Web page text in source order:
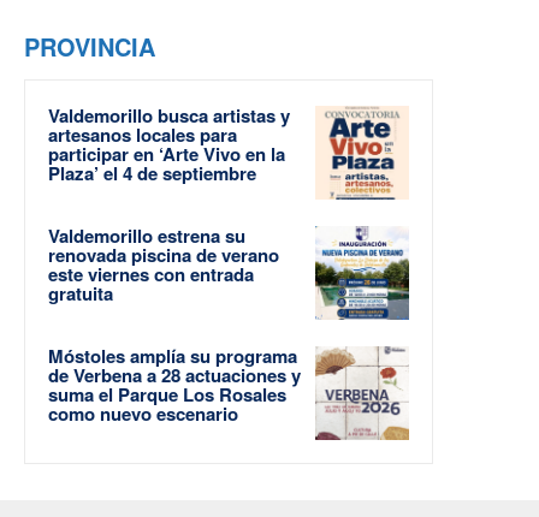
PROVINCIA
Valdemorillo busca artistas y
artesanos locales para
participar en ‘Arte Vivo en la
Plaza’ el 4 de septiembre
Valdemorillo estrena su
renovada piscina de verano
este viernes con entrada
gratuita
Móstoles amplía su programa
de Verbena a 28 actuaciones y
suma el Parque Los Rosales
como nuevo escenario